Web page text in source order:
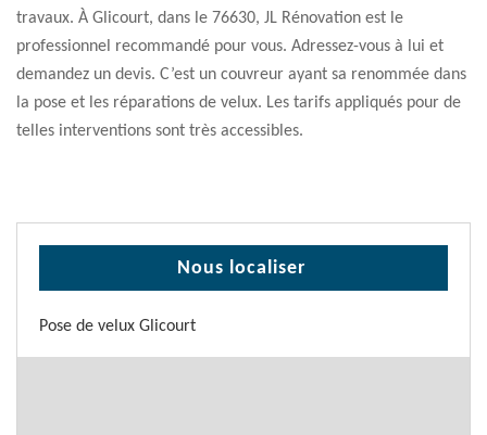
travaux. À Glicourt, dans le 76630, JL Rénovation est le
professionnel recommandé pour vous. Adressez-vous à lui et
demandez un devis. C’est un couvreur ayant sa renommée dans
la pose et les réparations de velux. Les tarifs appliqués pour de
telles interventions sont très accessibles.
Nous localiser
Pose de velux Glicourt